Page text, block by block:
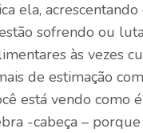
ela,
sofrendo ou
às vezes
de estimação
está vendo como
-cabeça –